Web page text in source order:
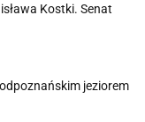
Kostki. Senat
jeziorem